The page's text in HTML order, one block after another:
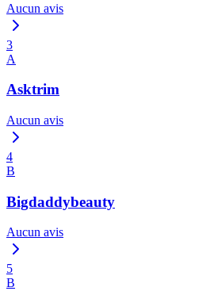
Aucun avis
3
A
Asktrim
Aucun avis
4
B
Bigdaddybeauty
Aucun avis
5
B